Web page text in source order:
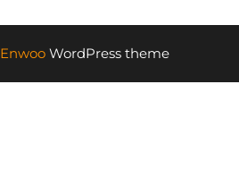
EnwooWordPress theme